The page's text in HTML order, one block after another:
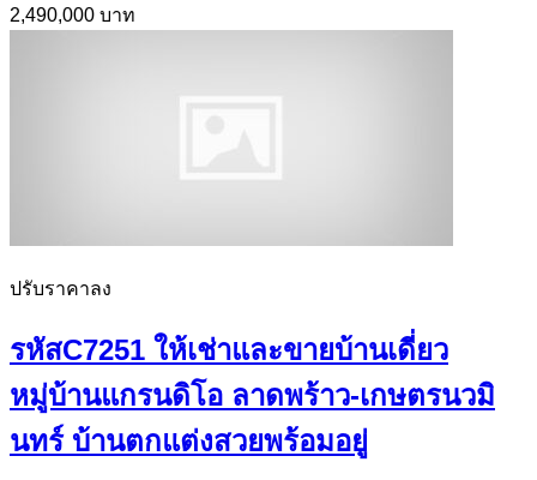
2,490,000 บาท
ปรับราคาลง
รหัสC7251 ให้เช่าและขายบ้านเดี่ยว
หมู่บ้านแกรนดิโอ ลาดพร้าว-เกษตรนวมิ
นทร์ บ้านตกแต่งสวยพร้อมอยู่